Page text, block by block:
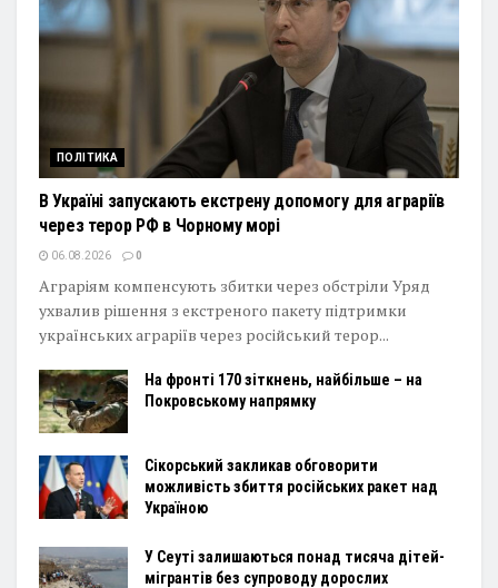
ПОЛІТИКА
В Україні запускають екстрену допомогу для аграріїв
через терор РФ в Чорному морі
06.08.2026 0
Аграріям компенсують збитки через обстріли Уряд
ухвалив рішення з екстреного пакету підтримки
українських аграріїв через російський терор...
На фронті 170 зіткнень, найбільше – на
Покровському напрямку
Сікорський закликав обговорити
можливість збиття російських ракет над
Україною
У Сеуті залишаються понад тисяча дітей-
мігрантів без супроводу дорослих